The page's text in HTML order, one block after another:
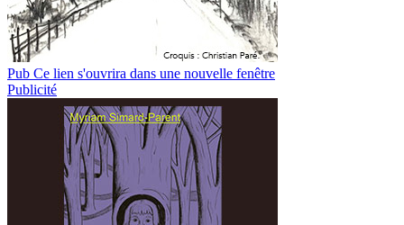
Pub Ce lien s'ouvrira dans une nouvelle fenêtre
Publicité